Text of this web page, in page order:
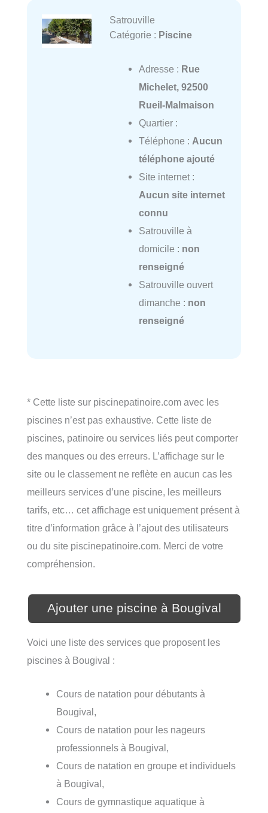
Satrouville
Catégorie : Piscine
Adresse : Rue
Michelet, 92500
Rueil-Malmaison
Quartier :
Téléphone : Aucun
téléphone ajouté
Site internet :
Aucun site internet
connu
Satrouville à
domicile : non
renseigné
Satrouville ouvert
dimanche : non
renseigné
* Cette liste sur piscinepatinoire.com avec les
piscines n’est pas exhaustive. Cette liste de
piscines, patinoire ou services liés peut comporter
des manques ou des erreurs. L’affichage sur le
site ou le classement ne reflète en aucun cas les
meilleurs services d’une piscine, les meilleurs
tarifs, etc… cet affichage est uniquement présent à
titre d’information grâce à l’ajout des utilisateurs
ou du site piscinepatinoire.com. Merci de votre
compréhension.
Ajouter une piscine à Bougival
Voici une liste des services que proposent les
piscines à Bougival :
Cours de natation pour débutants à
Bougival,
Cours de natation pour les nageurs
professionnels à Bougival,
Cours de natation en groupe et individuels
à Bougival,
Cours de gymnastique aquatique à